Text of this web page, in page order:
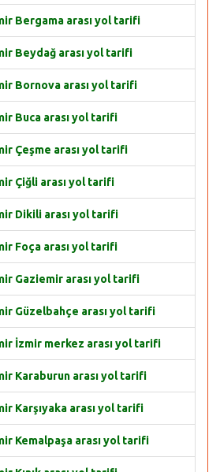
Bergama arası yol tarifi
Beydağ arası yol tarifi
Bornova arası yol tarifi
Buca arası yol tarifi
Çeşme arası yol tarifi
Çiğli arası yol tarifi
Dikili arası yol tarifi
Foça arası yol tarifi
Gaziemir arası yol tarifi
Güzelbahçe arası yol tarifi
İzmir merkez arası yol tarifi
Karaburun arası yol tarifi
Karşıyaka arası yol tarifi
Kemalpaşa arası yol tarifi